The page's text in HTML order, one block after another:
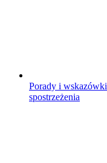
Porady i wskazówki
spostrzeżenia